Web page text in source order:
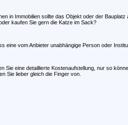
in Immobilien sollte das Objekt oder der
kaufen Sie gern die Katze im Sack?
eine vom Anbieter unabhängige Person oder
Sie eine detaillierte Kostenaufstellung, nur so
Sie lieber gleich die Finger von.